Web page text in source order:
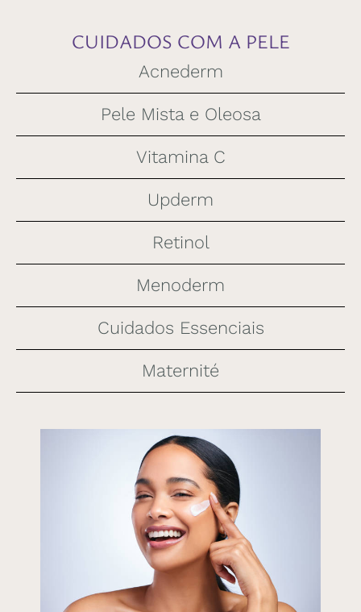
CUIDADOS COM A PELE
Acnederm
Pele Mista e Oleosa
Vitamina C
Upderm
Retinol
Menoderm
Cuidados Essenciais
Maternité